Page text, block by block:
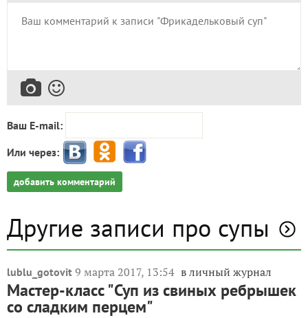
Ваш E-mail:
Или через:
добавить комментарий
Другие записи про супы
lublu_gotovit 9 марта 2017, 13:54 в личный журнал
Мастер-класс "Суп из свиных ребрышек
со сладким перцем"